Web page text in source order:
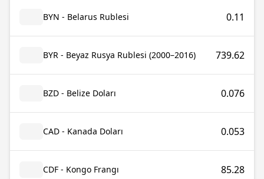
BYN - Belarus Rublesi 0.11
BYR - Beyaz Rusya Rublesi (2000–2016) 739.62
BZD - Belize Doları 0.076
CAD - Kanada Doları 0.053
CDF - Kongo Frangı 85.28